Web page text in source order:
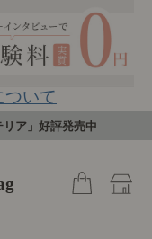
ついて
ア」好評発売中